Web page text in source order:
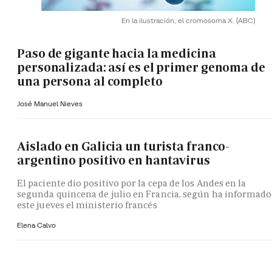
En la ilustración, el cromosoma X. (ABC)
Paso de gigante hacia la medicina
personalizada: así es el primer genoma de
una persona al completo
José Manuel Nieves
Aislado en Galicia un turista franco-
argentino positivo en hantavirus
El paciente dio positivo por la cepa de los Andes en la
segunda quincena de julio en Francia, según ha informado
este jueves el ministerio francés
Elena Calvo